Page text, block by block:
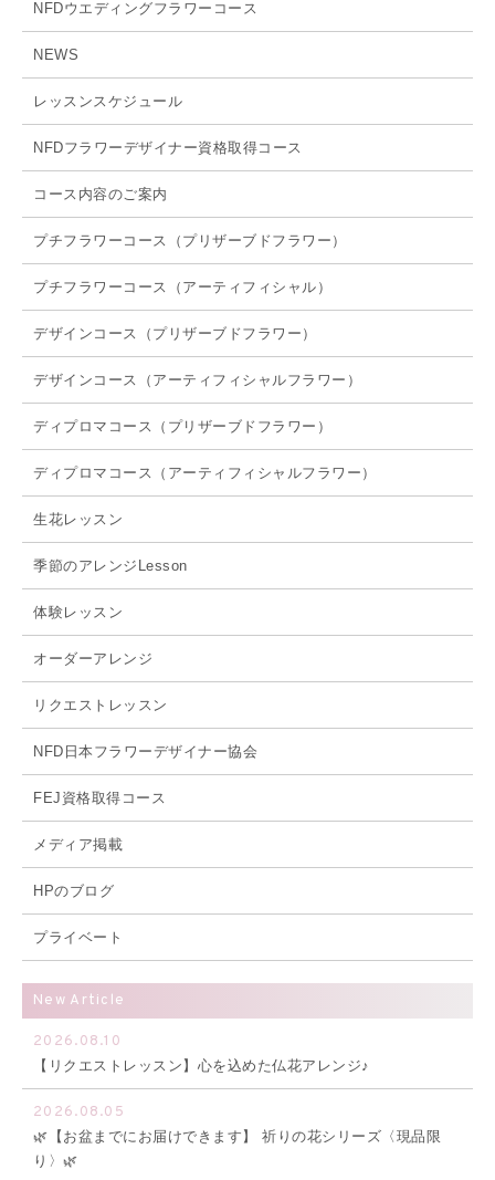
NFDウエディングフラワーコース
NEWS
レッスンスケジュール
NFDフラワーデザイナー資格取得コース
コース内容のご案内
プチフラワーコース（プリザーブドフラワー）
プチフラワーコース（アーティフィシャル）
デザインコース（プリザーブドフラワー）
デザインコース（アーティフィシャルフラワー）
ディプロマコース（プリザーブドフラワー）
ディプロマコース（アーティフィシャルフラワー）
生花レッスン
季節のアレンジLesson
体験レッスン
オーダーアレンジ
リクエストレッスン
NFD日本フラワーデザイナー協会
FEJ資格取得コース
メディア掲載
HPのブログ
プライベート
New Article
2026.08.10
【リクエストレッスン】心を込めた仏花アレンジ♪
2026.08.05
🌿【お盆までにお届けできます】 祈りの花シリーズ〈現品限
り〉🌿